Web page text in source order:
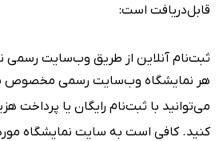
قابل‌دریافت است:
ثبت‌نام آنلاین از طریق وب‌سایت رسمی
هر نمایشگاه وب‌سایت رسمی مخصوص به
می‌توانید با ثبت‌نام رایگان یا پرداخت
کنید. کافی است به سایت نمایشگاه